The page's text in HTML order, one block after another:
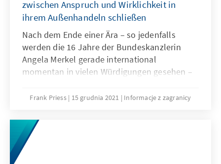
zwischen Anspruch und Wirklichkeit in
ihrem Außenhandeln schließen
Nach dem Ende einer Ära – so jedenfalls
werden die 16 Jahre der Bundeskanzlerin
Angela Merkel gerade international
momentan in vielen Würdigungen gesehen –
Stehen Deutschland und Europa heute besser
Gestaltungsspielraum gewachsen? Ist ihr
Modell in einer veränderten Welt
widerstandsfähig oder „resilient“, wie es auf
Frank Priess 15 grudnia 2021 Informacje z zagranicy